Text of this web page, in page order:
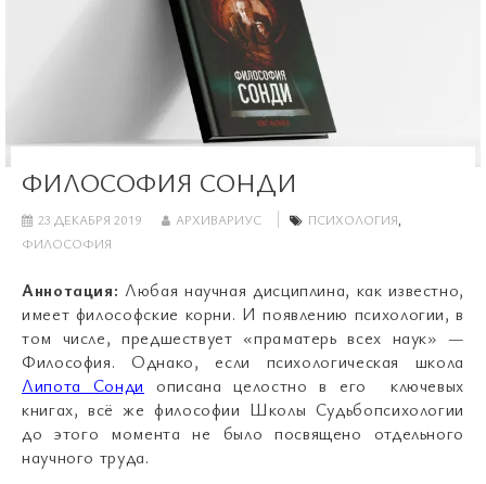
ФИЛОСОФИЯ СОНДИ
23 ДЕКАБРЯ 2019 АРХИВАРИУС ПСИХОЛОГИЯ,
ФИЛОСОФИЯ
Аннотация:Любая научная дисциплина, как известно,
имеет философские корни. И появлению психологии, в
том числе, предшествует «праматерь всех наук» —
Философия. Однако, если психологическая школа
Липота Сонди описана целостно в его ключевых
книгах, всё же философии Школы Судьбопсихологии
до этого момента не было посвящено отдельного
научного труда.